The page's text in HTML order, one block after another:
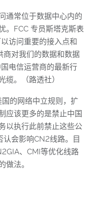
通常位于数据中心内的
。FCC 专员斯塔克斯表
访问重要的接入点和
商对我们的数据和数据
电信运营商的最新行
缆。（路透社）
的网络中立规则，扩
应该更多的是禁止中国
以执行此前禁止这些公
认会影响CN2线路。目
、CMI等优化线路
做法。